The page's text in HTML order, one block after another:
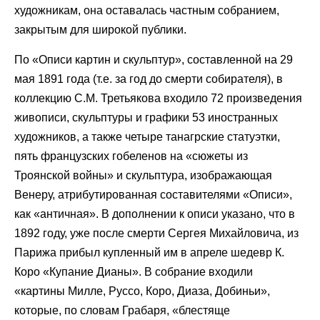
художникам, она оставалась частным собранием,
закрытым для широкой публики.
По «Описи картин и скульптур», составленной на 29
мая 1891 года (т.е. за год до смерти собирателя), в
коллекцию С.М. Третьякова входило 72 произведения
живописи, скульптуры и графики 53 иностранных
художников, а также четыре танагрские статуэтки,
пять французских гобеленов на «сюжеты из
Троянской войны» и скульптура, изображающая
Венеру, атрибутированная составителями «Описи»,
как «античная». В дополнении к описи указано, что в
1892 году, уже после смерти Сергея Михайловича, из
Парижа прибыл купленный им в апреле шедевр К.
Коро «Купание Дианы». В собрание входили
«картины Милле, Руссо, Коро, Диаза, Добиньи»,
которые, по словам Грабаря, «блестяще